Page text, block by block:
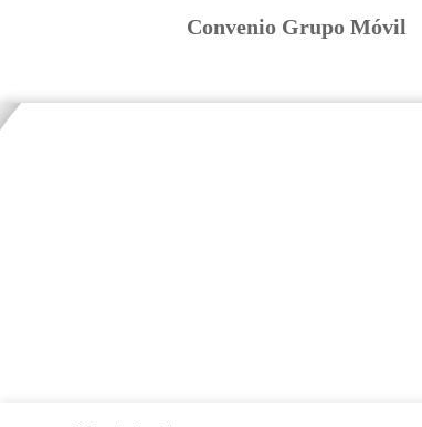
Convenio Grupo Móvil